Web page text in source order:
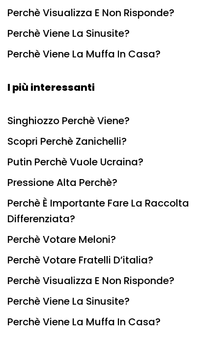
Perchè Visualizza E Non Risponde?
Perchè Viene La Sinusite?
Perchè Viene La Muffa In Casa?
I più interessanti
Singhiozzo Perchè Viene?
Scopri Perchè Zanichelli?
Putin Perchè Vuole Ucraina?
Pressione Alta Perchè?
Perchè È Importante Fare La Raccolta
Differenziata?
Perchè Votare Meloni?
Perchè Votare Fratelli D’italia?
Perchè Visualizza E Non Risponde?
Perchè Viene La Sinusite?
Perchè Viene La Muffa In Casa?